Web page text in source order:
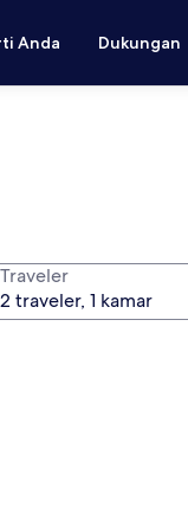
Anda Dukungan
Traveler